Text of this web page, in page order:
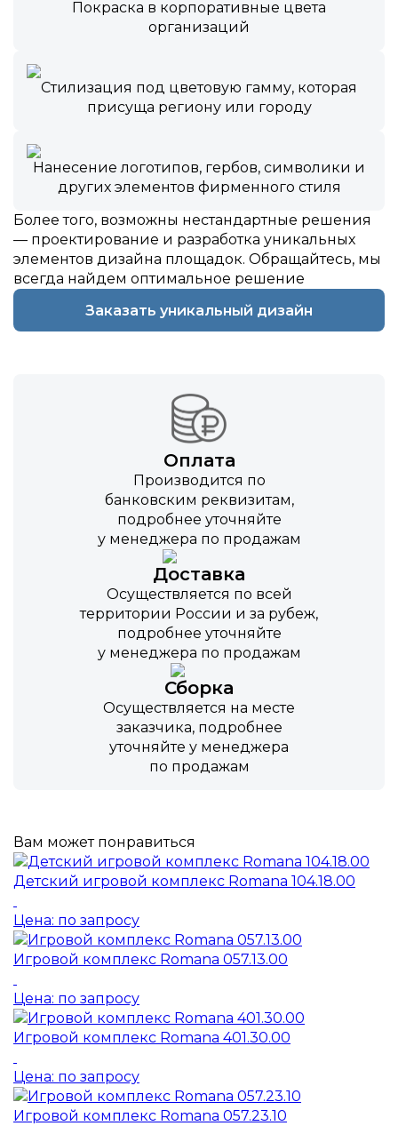
Покраска в корпоративные цвета
организаций
Стилизация под цветовую гамму, которая
присуща региону или городу
Нанесение логотипов, гербов, символики и
других элементов фирменного стиля
Более того, возможны нестандартные решения
— проектирование и разработка уникальных
элементов дизайна площадок. Обращайтесь, мы
всегда найдем оптимальное решение
Заказать уникальный дизайн
Оплата
Производится по
банковским реквизитам,
подробнее уточняйте
у менеджера по продажам
Доставка
Осуществляется по всей
территории России и за рубеж,
подробнее уточняйте
у менеджера по продажам
Сборка
Осуществляется на месте
заказчика, подробнее
уточняйте у менеджера
по продажам
Вам может понравиться
Детский игровой комплекс Romana 104.18.00
Цена: по запросу
Игровой комплекс Romana 057.13.00
Цена: по запросу
Игровой комплекс Romana 401.30.00
Цена: по запросу
Игровой комплекс Romana 057.23.10